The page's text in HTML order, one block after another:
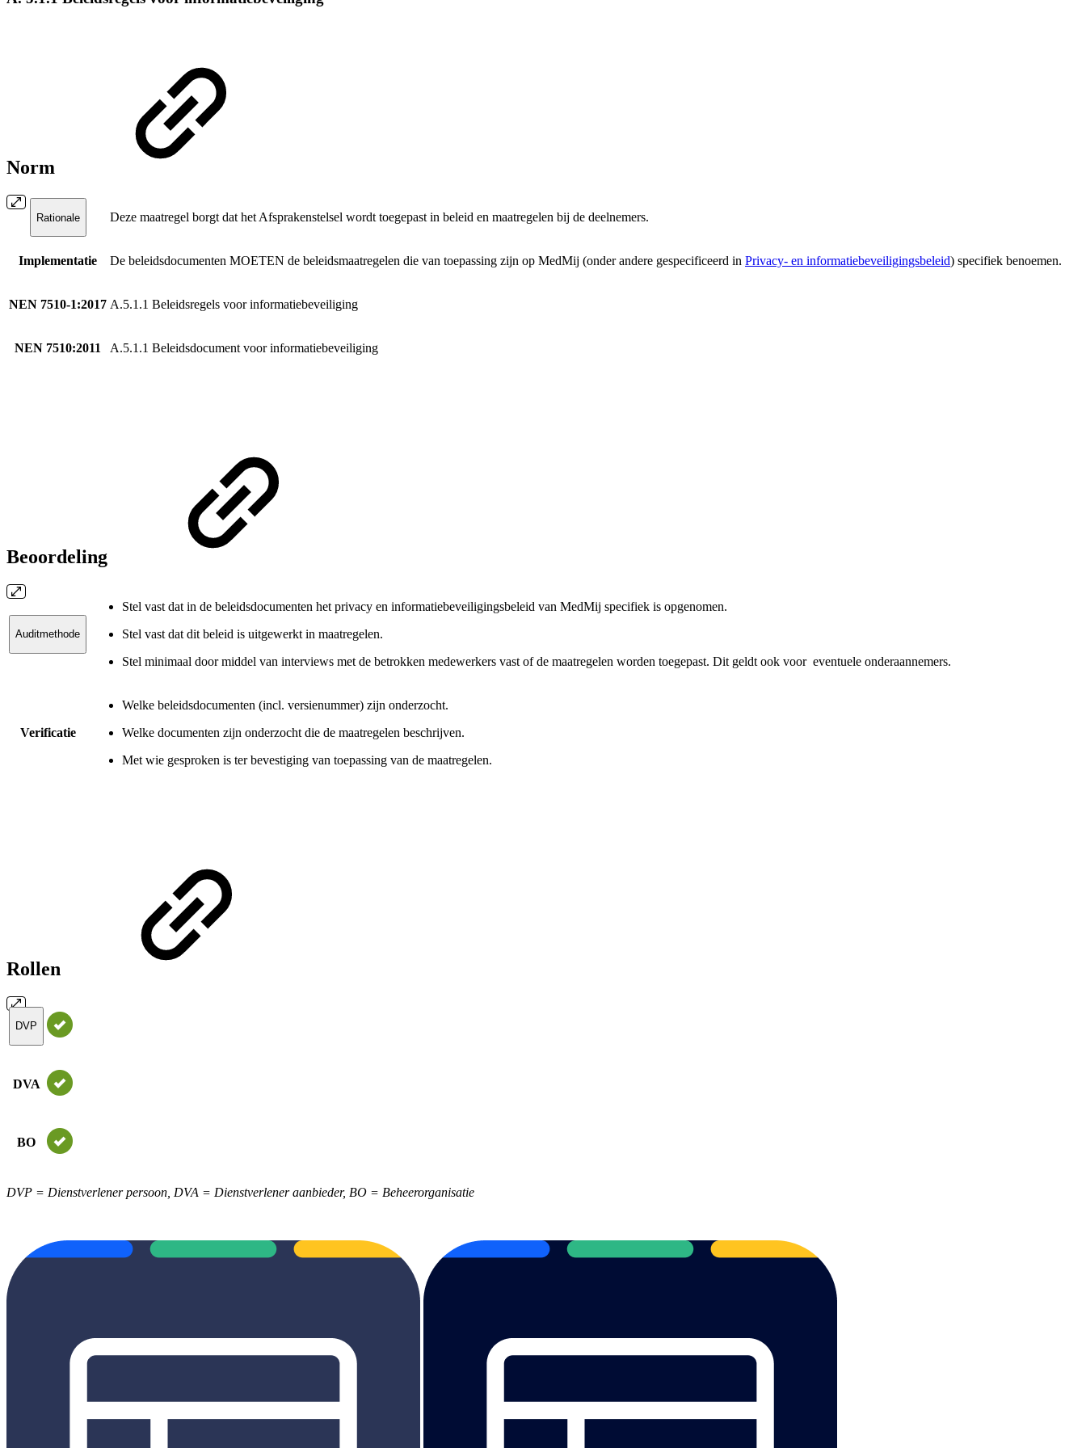
Norm
Rationale Deze maatregel borgt dat het Afsprakenstelsel wordt toegepast in beleid en maatregelen bij de deelnemers.
Implementatie De beleidsdocumenten MOETEN de beleidsmaatregelen die van toepassing zijn op MedMij (onder andere gespecificeerd in Privacy- en informatiebeveiligingsbeleid) specifiek benoemen.
NEN 7510-1:2017 A.5.1.1 Beleidsregels voor informatiebeveiliging
NEN 7510:2011 A.5.1.1 Beleidsdocument voor informatiebeveiliging
Beoordeling
Auditmethode
Stel vast dat in de beleidsdocumenten het privacy en informatiebeveiligingsbeleid van MedMij specifiek is opgenomen.
Stel vast dat dit beleid is uitgewerkt in maatregelen.
Stel minimaal door middel van interviews met de betrokken medewerkers vast of de maatregelen worden toegepast. Dit geldt ook voor eventuele onderaannemers.
Verificatie
Welke beleidsdocumenten (incl. versienummer) zijn onderzocht.
Welke documenten zijn onderzocht die de maatregelen beschrijven.
Met wie gesproken is ter bevestiging van toepassing van de maatregelen.
Rollen
DVP
DVA
BO
DVP = Dienstverlener persoon, DVA = Dienstverlener aanbieder, BO = Beheerorganisatie